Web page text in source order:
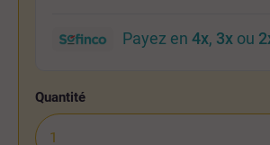
Payez en 4x, 3x ou
Quantité